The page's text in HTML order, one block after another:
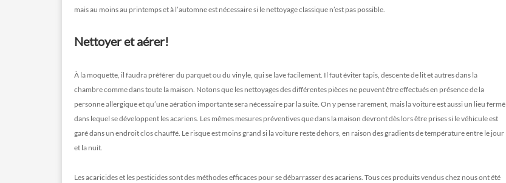
mais au moins au printemps et à l’automne est nécessaire si le nettoyage classique n’est pas possible.
Nettoyer et aérer!
À la moquette, il faudra préférer du parquet ou du vinyle, qui se lave facilement. Il faut éviter tapis, descente de lit et autres dans la
chambre comme dans toute la maison. Notons que les nettoyages des différentes pièces ne peuvent être effectués en présence de la
personne allergique et qu’une aération importante sera nécessaire par la suite. On y pense rarement, mais la voiture est aussi un lieu fermé
dans lequel se développent les acariens. Les mêmes mesures préventives que dans la maison devront dès lors être prises si le véhicule est
garé dans un endroit clos chauffé. Le risque est moins grand si la voiture reste dehors, en raison des gradients de température entre le jour
et la nuit.
Les acaricides et les pesticides sont des méthodes efficaces pour se débarrasser des acariens. Tous ces produits vendus chez nous ont été